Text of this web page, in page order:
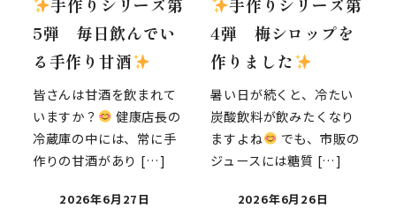
5弾 毎日飲んでい
る手作り甘酒
皆さんは甘酒を飲まれて
いますか？
健康店長の
冷蔵庫の中には、常に手
作りの甘酒があり […]
2026年6月27日
4弾 梅シロップを
作りました
暑い日が続くと、冷たい
炭酸飲料が飲みたくなり
ますよね
でも、市販の
ジュースには糖質 […]
2026年6月26日